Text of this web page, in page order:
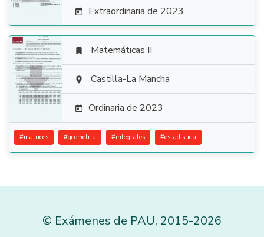
 Extraordinaria de 2023

 Matemáticas II
 Castilla-La Mancha
 Ordinaria de 2023
#matrices #geometria #integrales #estadistica
© Exámenes de PAU, 2015-2026